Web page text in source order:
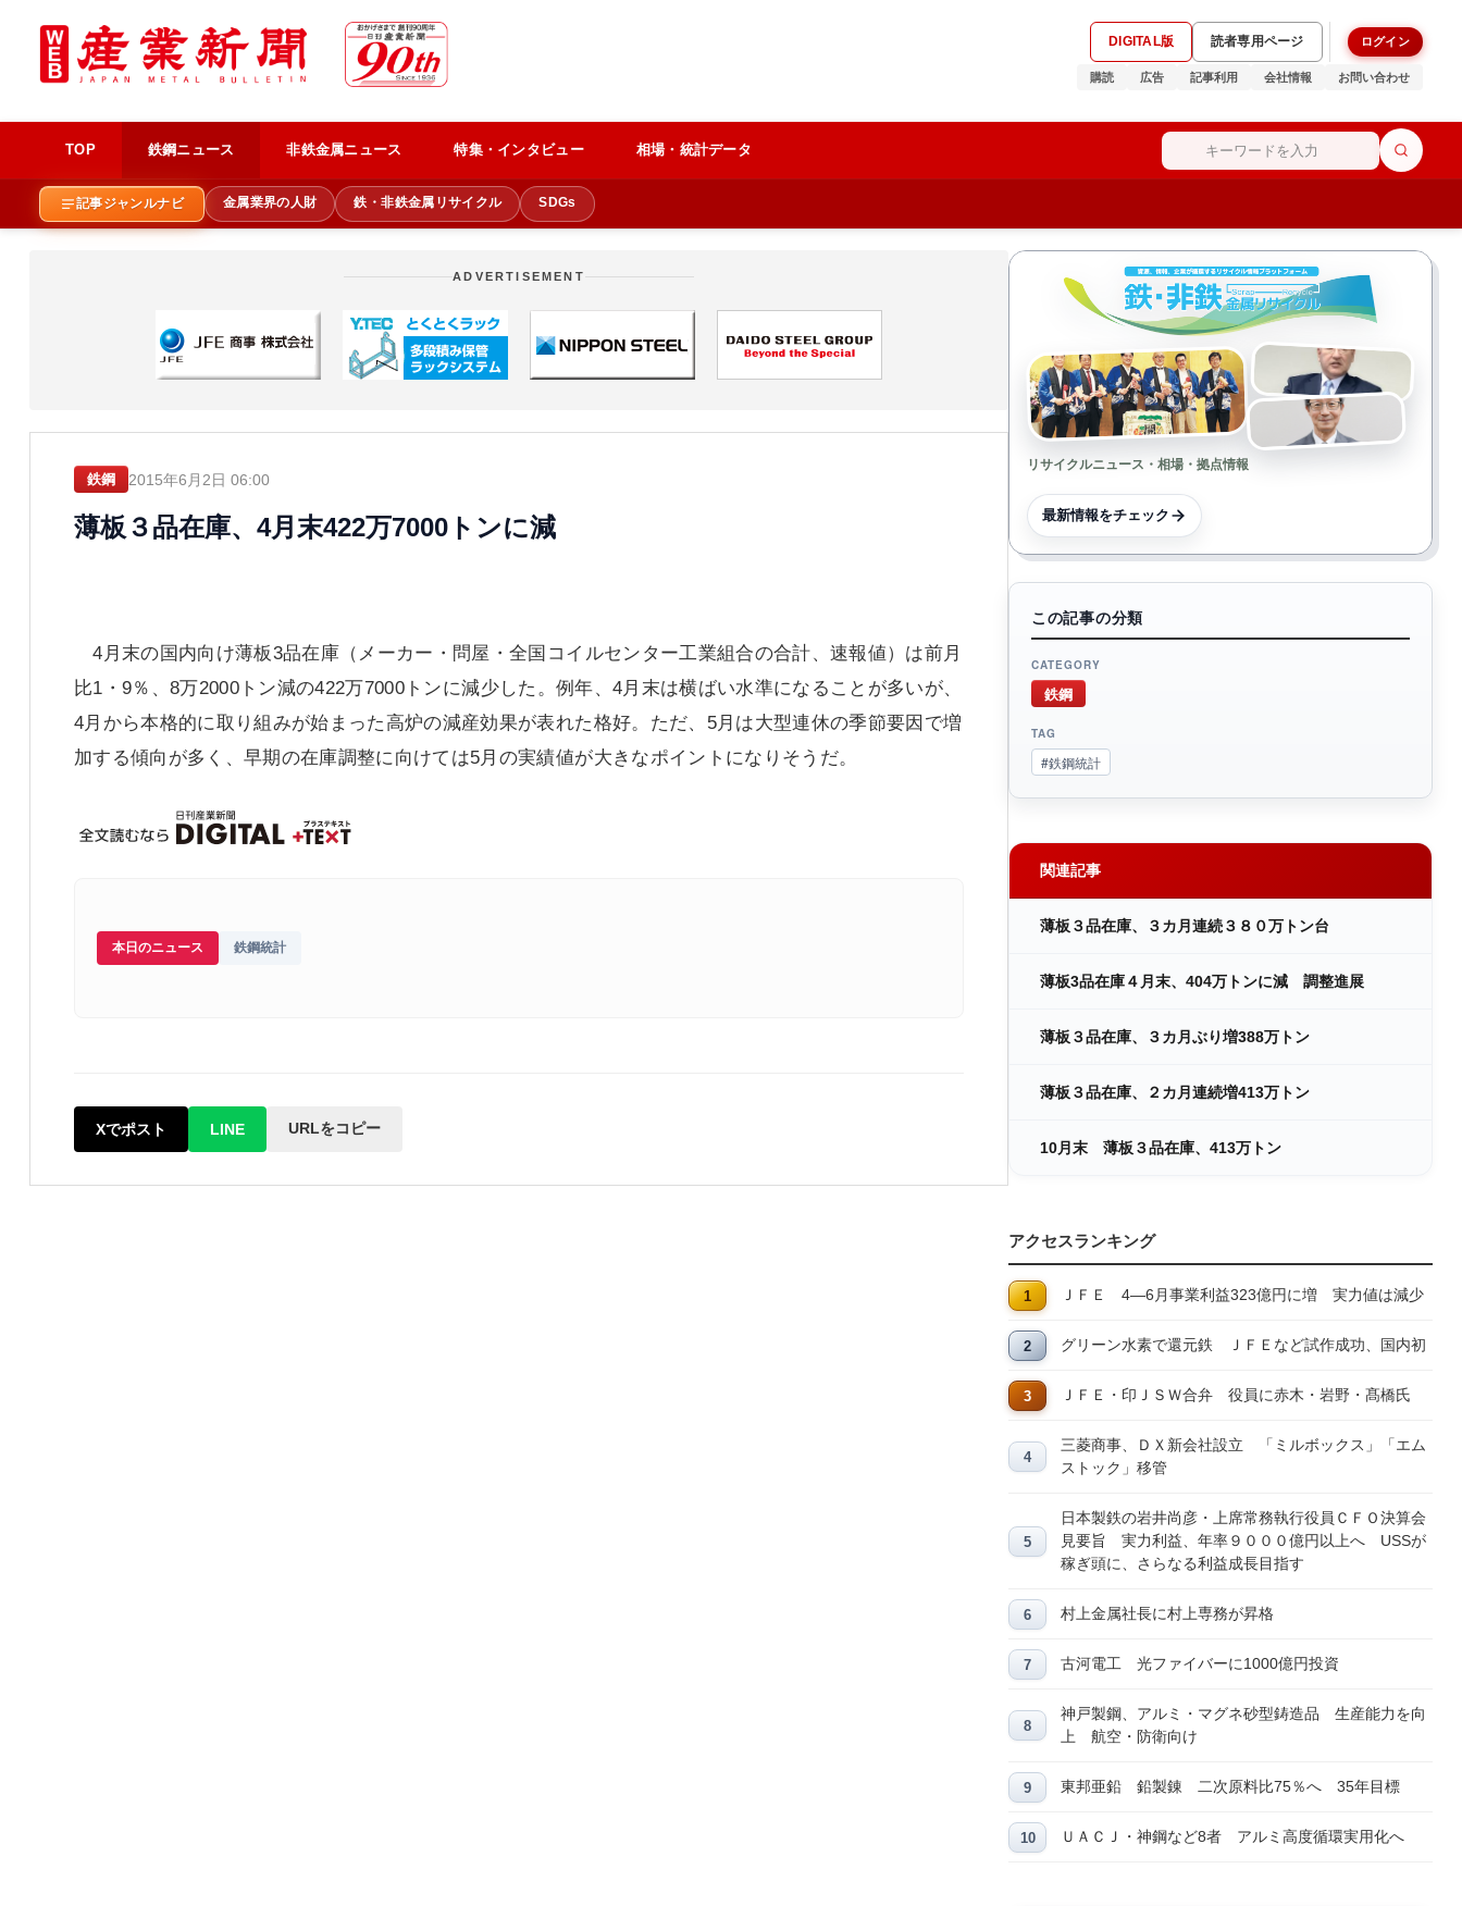
DIGITAL版 読者専用ページ ログイン
購読 広告 記事利用 会社情報 お問い合わせ
TOP 鉄鋼ニュース 非鉄金属ニュース 特集・インタビュー 相場・統計データ
記事ジャンルナビ 金属業界の人財 鉄・非鉄金属リサイクル SDGs
ADVERTISEMENT
鉄鋼 2015年6月2日 06:00
薄板３品在庫、4月末422万7000トンに減
4月末の国内向け薄板3品在庫（メーカー・問屋・全国コイルセンター工業組合の合計、速報値）は前月
比1・9％、8万2000トン減の422万7000トンに減少した。例年、4月末は横ばい水準になることが多いが、
4月から本格的に取り組みが始まった高炉の減産効果が表れた格好。ただ、5月は大型連休の季節要因で増
加する傾向が多く、早期の在庫調整に向けては5月の実績値が大きなポイントになりそうだ。
本日のニュース 鉄鋼統計
Xでポスト LINE URLをコピー
リサイクルニュース・相場・拠点情報
最新情報をチェック
この記事の分類
CATEGORY
鉄鋼
TAG
#鉄鋼統計
関連記事
薄板３品在庫、３カ月連続３８０万トン台
薄板3品在庫４月末、404万トンに減 調整進展
薄板３品在庫、３カ月ぶり増388万トン
薄板３品在庫、２カ月連続増413万トン
10月末 薄板３品在庫、413万トン
アクセスランキング
ＪＦＥ 4―6月事業利益323億円に増 実力値は減少
グリーン水素で還元鉄 ＪＦＥなど試作成功、国内初
ＪＦＥ・印ＪＳＷ合弁 役員に赤木・岩野・髙橋氏
三菱商事、ＤＸ新会社設立 「ミルボックス」「エム
ストック」移管
日本製鉄の岩井尚彦・上席常務執行役員ＣＦＯ決算会
見要旨 実力利益、年率９０００億円以上へ USSが
稼ぎ頭に、さらなる利益成長目指す
村上金属社長に村上専務が昇格
古河電工 光ファイバーに1000億円投資
神戸製鋼、アルミ・マグネ砂型鋳造品 生産能力を向
上 航空・防衛向け
東邦亜鉛 鉛製錬 二次原料比75％へ 35年目標
ＵＡＣＪ・神鋼など8者 アルミ高度循環実用化へ